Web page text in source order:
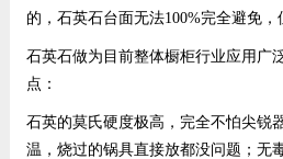
的，石英石台面无法100%完全避免，
石英石做为目前整体橱柜行业应用广
点：
石英的莫氏硬度极高，完全不怕尖锐
温，烧过的锅具直接放都没问题；无